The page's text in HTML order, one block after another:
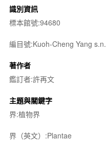
識別資訊
標本館號:94680
編目號:Kuoh-Cheng Yang s.n.
著作者
鑑訂者:許再文
主題與關鍵字
界:植物界
界（英文）:Plantae